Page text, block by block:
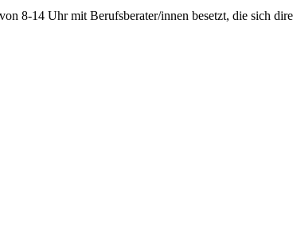
8-14 Uhr mit Berufsberater/innen besetzt, die sich